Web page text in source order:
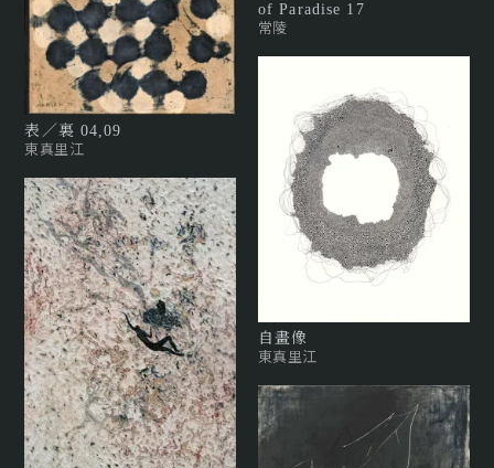
表／裏 04,09
東真里江
of Paradise 17
常陵
自畫像
東真里江